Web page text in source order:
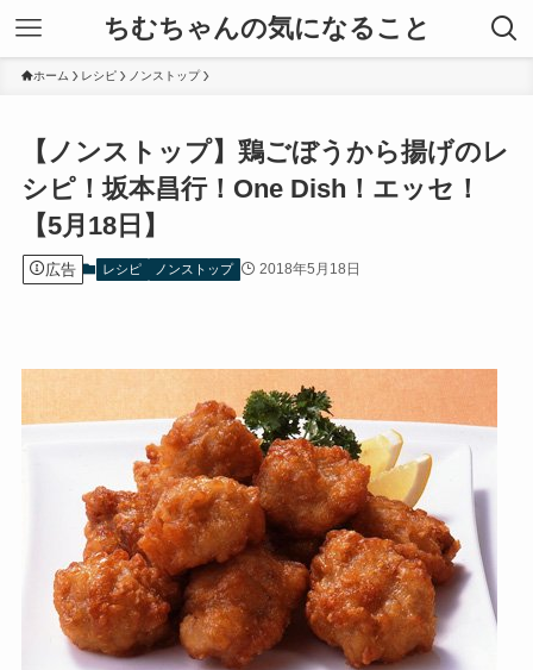
ちむちゃんの気になること
ホーム レシピ ノンストップ
【ノンストップ】鶏ごぼうから揚げのレ
シピ！坂本昌行！One Dish！エッセ！
【5月18日】
広告 レシピ ノンストップ 2018年5月18日